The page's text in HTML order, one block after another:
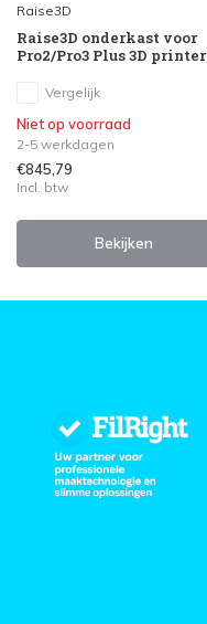
Raise3D
Raise3D onderkast voor
Pro2/Pro3 Plus 3D printer
Vergelijk
Niet op voorraad
2-5 werkdagen
€845,79
Incl. btw
Bekijken